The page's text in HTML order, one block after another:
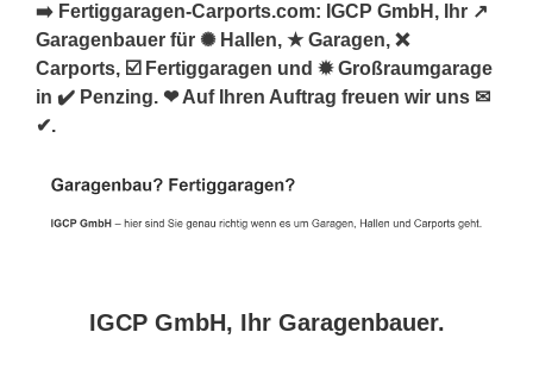
➡️ Fertiggaragen-Carports.com: IGCP GmbH, Ihr ↗️
Garagenbauer für ✺ Hallen, ★ Garagen, ❌
Carports, ☑️ Fertiggaragen und ✹ Großraumgarage
in ✔️ Penzing. ❤ Auf Ihren Auftrag freuen wir uns ✉
✔.
IGCP GmbH, Ihr Garagenbauer.